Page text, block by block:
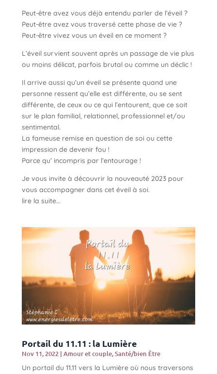
Peut-être avez vous déjà entendu parler de l’éveil ?
Peut-être avez vous traversé cette phase de vie ?
Peut-être vivez vous un éveil en ce moment ?
L’éveil survient souvent après un passage de vie plus
ou moins délicat, parfois brutal ou comme un déclic !
Il arrive aussi qu’un éveil se présente quand une
personne ressent qu’elle est différente, ou se sent
différente, de ceux ou ce qui l’entourent, que ce soit
sur le plan familial, relationnel, professionnel et/ou
sentimental.
La fameuse remise en question de soi ou cette
impression de devenir fou !
Parce qu’ incompris par l’entourage !
Je vous invite à découvrir la nouveauté 2023 pour
vous accompagner dans cet éveil à soi.
lire la suite…
Portail du 11.11 : la Lumière
Nov 11, 2022| Amour et couple,Santé/bien Être
Un portail du 11.11 vers la Lumière où nous traversons